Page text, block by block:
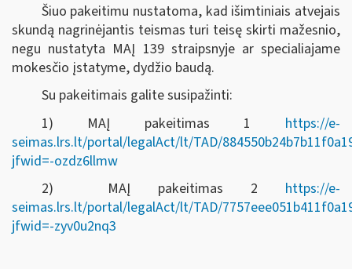
Šiuo pakeitimu nustatoma, kad išimtiniais atvejais
skundą nagrinėjantis teismas turi teisę skirti mažesnio,
negu nustatyta MAĮ 139 straipsnyje ar specialiajame
mokesčio įstatyme, dydžio baudą.
Su pakeitimais galite susipažinti:
1) MAĮ pakeitimas 1 https://e-
seimas.lrs.lt/portal/legalAct/lt/TAD/
jfwid=-ozdz6llmw
2) MAĮ pakeitimas 2 https://e-
seimas.lrs.lt/portal/legalAct/lt/TAD/
jfwid=-zyv0u2nq3